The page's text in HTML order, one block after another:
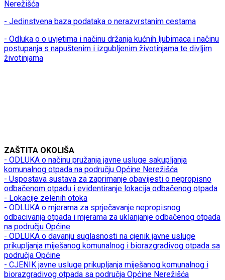
Nerežišća
- Jedinstvena baza podataka o nerazvrstanim cestama
- Odluka o o uvjetima i načinu držanja kućnih ljubimaca i načinu
postupanja s napuštenim i izgubljenim životinjama te divljim
životinjama
ZAŠTITA OKOLIŠA
- ODLUKA o načinu pružanja javne usluge sakupljanja
komunalnog otpada na području Općine Nerežišća
- Uspostava sustava za zaprimanje obavijesti o nepropisno
odbačenom otpadu i evidentiranje lokacija odbačenog otpada
- Lokacije zelenih otoka
- ODLUKA o mjerama za sprječavanje nepropisnog
odbacivanja otpada i mjerama za uklanjanje odbačenog otpada
na području Općine
- ODLUKA o davanju suglasnosti na cjenik javne usluge
prikupljanja miješanog komunalnog i biorazgradivog otpada sa
područja Općine
- CJENIK javne usluge prikupljanja miješanog komunalnog i
biorazgradivog otpada sa područja Općine Nerežišća